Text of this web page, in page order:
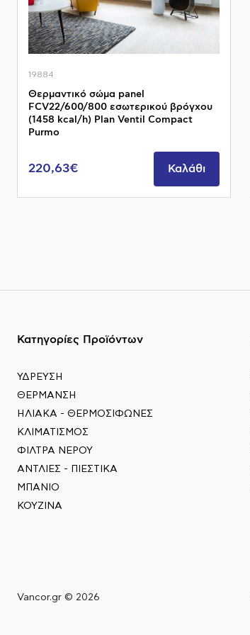
19884
Θερμαντικό σώμα panel
FCV22/600/800 εσωτερικού βρόγχου
(1458 kcal/h) Plan Ventil Compact
Purmo
220,63€ Καλάθι
Κατηγορίες Προϊόντων
ΥΔΡΕΥΣΗ
ΘΕΡΜΑΝΣΗ
ΗΛΙΑΚΑ - ΘΕΡΜΟΣΙΦΩΝΕΣ
ΚΛΙΜΑΤΙΣΜΟΣ
ΦΙΛΤΡΑ ΝΕΡΟΥ
ΑΝΤΛΙΕΣ - ΠΙΕΣΤΙΚΑ
ΜΠΑΝΙΟ
ΚΟΥΖΙΝΑ
Vancor.gr © 2026